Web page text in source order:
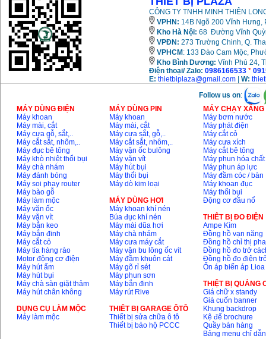
CÔNG TY TNHH MINH THIÊN
VPHN: 14B Ngõ 200 Vĩnh Hưng,
Kho Hà Nội: 68 Đường Vĩnh
VPĐN: 273 Trường Chinh, Q.
VPHCM : 133 Đào Cam Mộc,
Kho Bình Dương: Vĩnh Phú 24,
Điện thoại/ Zalo: 0986166533 *
E: thietbiplaza@gmail.com W:
Follow us on:
MÁY DÙNG ĐIỆN
Máy khoan
Máy mài, cắt
Máy cưa gỗ, sắt,..
Máy cắt sắt, nhôm,..
Máy đục bê tông
Máy khò nhiệt thổi bụi
Máy chà nhám
Máy đánh bóng
Máy soi phay router
Máy bào gỗ
Máy làm mộc
Máy vặn ốc
Máy vặn vít
Máy bắn keo
Máy bắn đinh
Máy cắt cỏ
Máy tỉa hàng rào
Motor động cơ điện
Máy hút ẩm
Máy hút bụi
Máy chà sàn giặt thảm
Máy hút chân không
DỤNG CỤ LÀM MỘC
Máy làm mộc
MÁY DÙNG PIN
Máy khoan
Máy mài, cắt
Máy cưa sắt, gỗ,..
Máy cắt sắt, nhôm,..
Máy vặn ốc bulông
Máy vặn vít
Máy hút bụi
Máy thổi bụi
Máy dò kim loại
MÁY DÙNG HƠI
Máy khoan khí nén
Búa đục khí nén
Máy mài dũa hơi
Máy chà nhám
Máy cưa máy cắt
Máy vặn bu lông ốc vít
Máy đầm khuôn cát
Máy gõ rỉ sét
Máy phun sơn
Máy bắn đinh
Máy rút Rive
THIÊT BỊ GARAGE ÔTÔ
Thiết bị sửa chữa ô tô
Thiết bị bảo hộ PCCC
MÁY CHẠY
Máy bơm nước
Máy phát điện
Máy cắt cỏ
Máy cưa xích
Máy cắt bê tông
Máy phun hóa chất
Máy phun áp lực
Máy đầm cóc / bàn
Máy khoan đục
Máy thổi bụi
Động cơ đầu nổ
THIÊT BỊ ĐO ĐIỆN
Ampe Kìm
Đồng hồ vạn năng
Đồng hồ chỉ thị pha
Đồng hồ đo trở
Đồng hồ đo điện
Ổn áp biến áp Lioa
THIỆT BỊ QUẢNG
Giá chữ x standy
Giá cuốn banner
Khung backdrop
Kệ để brochure
Quầy bán hàng
Bảng menu chỉ dẫn